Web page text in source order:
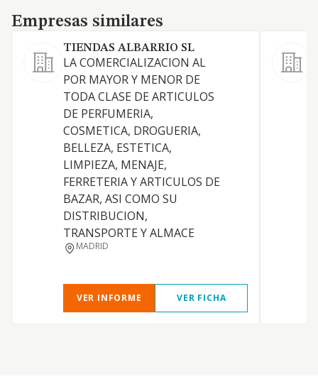
Empresas similares
Empresas similares
TIENDAS ALBARRIO SL
LA COMERCIALIZACION AL
POR MAYOR Y MENOR DE
TODA CLASE DE ARTICULOS
DE PERFUMERIA,
COSMETICA, DROGUERIA,
BELLEZA, ESTETICA,
LIMPIEZA, MENAJE,
FERRETERIA Y ARTICULOS DE
BAZAR, ASI COMO SU
DISTRIBUCION,
TRANSPORTE Y ALMACE
MADRID
VER INFORME VER FICHA